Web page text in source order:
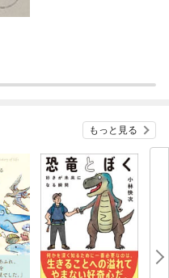
もっと見る